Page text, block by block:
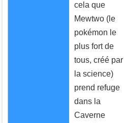
cela que
Mewtwo (le
pokémon le
plus fort de
tous, créé par
la science)
prend refuge
dans la
Caverne